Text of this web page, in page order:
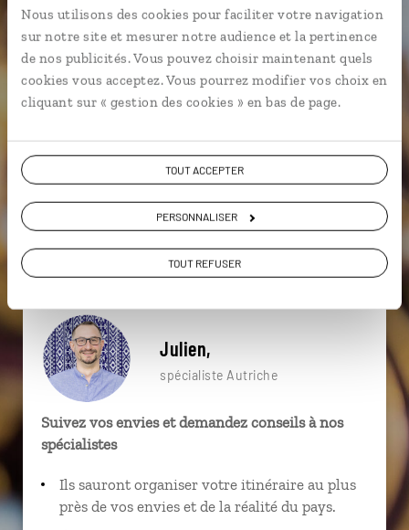
Nous utilisons des cookies pour faciliter votre navigation
sur notre site et mesurer notre audience et la pertinence
de nos publicités. Vous pouvez choisir maintenant quels
cookies vous acceptez. Vous pourrez modifier vos choix en
cliquant sur « gestion des cookies » en bas de page.
TOUT ACCEPTER
PERSONNALISER
TOUT REFUSER
Une envie de voyage
particulière ?
Abbaye d'Ettal Basse-Autriche Berchtesgaden
Château de Neuschwanstein
Châteaux de Louis II de Bavière
Fussen Abbaye de Melk
Julien,
spécialiste Autriche
Suivez vos envies et demandez conseils à nos
spécialistes
Ils sauront organiser votre itinéraire au plus
près de vos envies et de la réalité du pays.